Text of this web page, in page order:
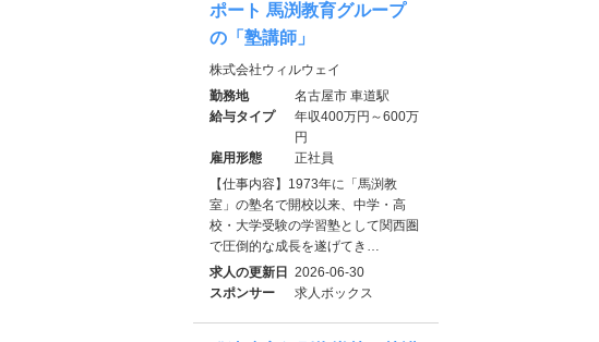
ポート 馬渕教育グループ
の「塾講師」
株式会社ウィルウェイ
勤務地
名古屋市 車道駅
給与タイプ
年収400万円～600万
円
雇用形態
正社員
【仕事内容】1973年に「馬渕教
室」の塾名で開校以来、中学・高
校・大学受験の学習塾として関西圏
で圧倒的な成長を遂げてき…
求人の更新日 2026-06-30
スポンサー
求人ボックス